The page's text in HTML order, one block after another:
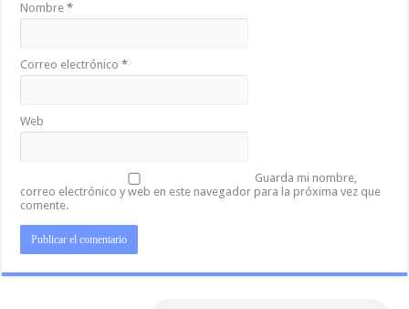
Nombre*
Correo electrónico*
Web
Guarda mi nombre,
correo electrónico y web en este navegador para la próxima vez que
comente.